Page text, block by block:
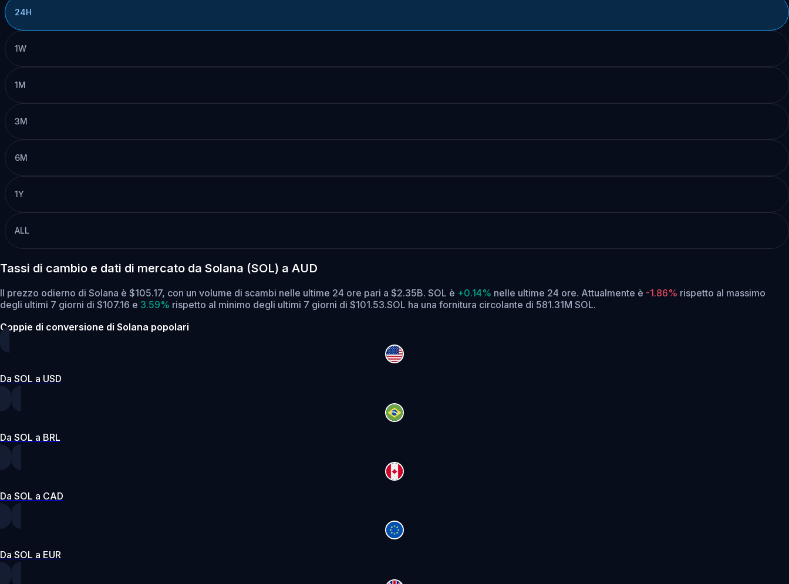
24H
1W
1M
3M
6M
1Y
ALL
Tassi di cambio e dati di mercato da Solana (SOL) a AUD
Il prezzo odierno di Solana è $105.17, con un volume di scambi nelle ultime 24 ore pari a $2.35B. SOL è +0.14% nelle ultime 24 ore. Attualmente è -1.86% rispetto al massimo
degli ultimi 7 giorni di $107.16 e 3.59% rispetto al minimo degli ultimi 7 giorni di $101.53.SOL ha una fornitura circolante di 581.31M SOL.
Coppie di conversione di Solana popolari
Da SOL a USD
Da SOL a BRL
Da SOL a CAD
Da SOL a EUR